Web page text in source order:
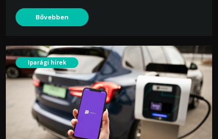
Bővebben
Iparági hírek